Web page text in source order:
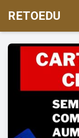
RETOEDU